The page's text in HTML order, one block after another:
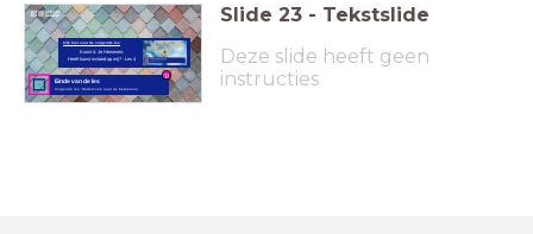
klik hier voor de volgende les
Kunst & Je Hersenen:
Heeft kunst invloed op mij? - Les 4
Einde van de les
Volgende les: Onderzoek naar de betekenis.
Slide 23 - Tekstslide
Deze slide heeft geen
instructies